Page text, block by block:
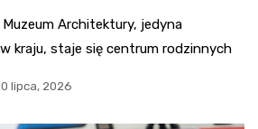
Muzeum Architektury, jedyna
kraju, staje się centrum rodzinnych
lipca, 2026